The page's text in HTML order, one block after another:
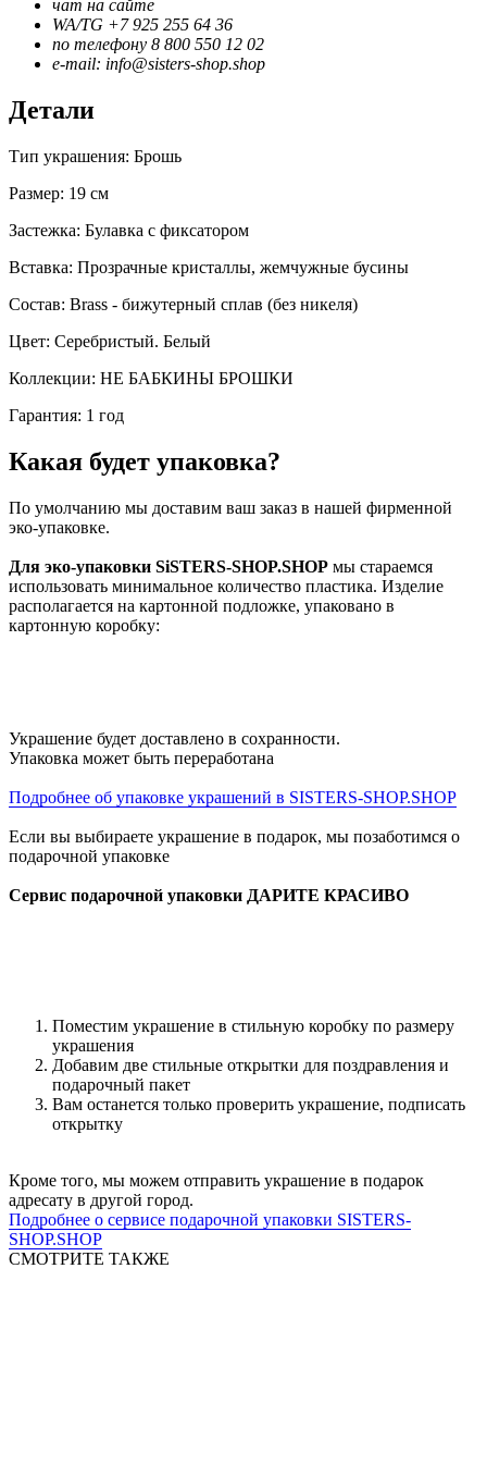
чат на сайте
WA/TG +7 925 255 64 36
по телефону 8 800 550 12 02
e-mail: info@sisters-shop.shop
Детали
Тип украшения: Брошь
Размер: 19 см
Застежка: Булавка с фиксатором
Вставка: Прозрачные кристаллы, жемчужные бусины
Состав: Brass - бижутерный сплав (без никеля)
Цвет: Серебристый. Белый
Коллекции: НЕ БАБКИНЫ БРОШКИ
Гарантия: 1 год
Какая будет упаковка?
По умолчанию мы доставим ваш заказ в нашей фирменной
эко-упаковке.
Для эко-упаковки SiSTERS-SHOP.SHOP мы стараемся
использовать минимальное количество пластика. Изделие
располагается на картонной подложке, упаковано в
картонную коробку:
Украшение будет доставлено в сохранности.
Упаковка может быть переработана
Подробнее об упаковке украшений в SISTERS-SHOP.SHOP
Если вы выбираете украшение в подарок, мы позаботимся о
подарочной упаковке
Сервис подарочной упаковки ДАРИТЕ КРАСИВО
Поместим украшение в стильную коробку по размеру
украшения
Добавим две стильные открытки для поздравления и
подарочный пакет
Вам останется только проверить украшение, подписать
открытку
Кроме того, мы можем отправить украшение в подарок
адресату в другой город.
Подробнее о сервисе подарочной упаковки SISTERS-
SHOP.SHOP
СМОТРИТЕ ТАКЖЕ